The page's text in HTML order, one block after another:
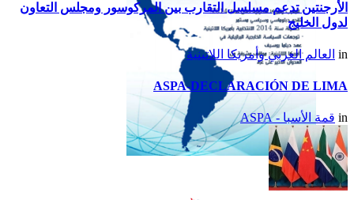
تقرير أمريكا اللاتينية لسنة
2014
الأرجنتين تدعم مسلسل التقارب بين المركوسور ومجلس التعاون
لدول الخليج
in العالم العربي وأمريكا اللاتينية
ASPA-DECLARACIÓN DE LIMA
in قمة الأسبا - ASPA